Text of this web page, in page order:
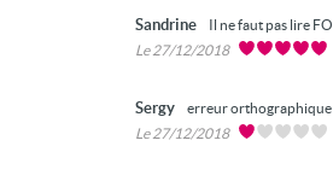
Sandrine
Il ne faut pas lire
Le 27/12/2018
Sergy
erreur orthographique
Le 27/12/2018